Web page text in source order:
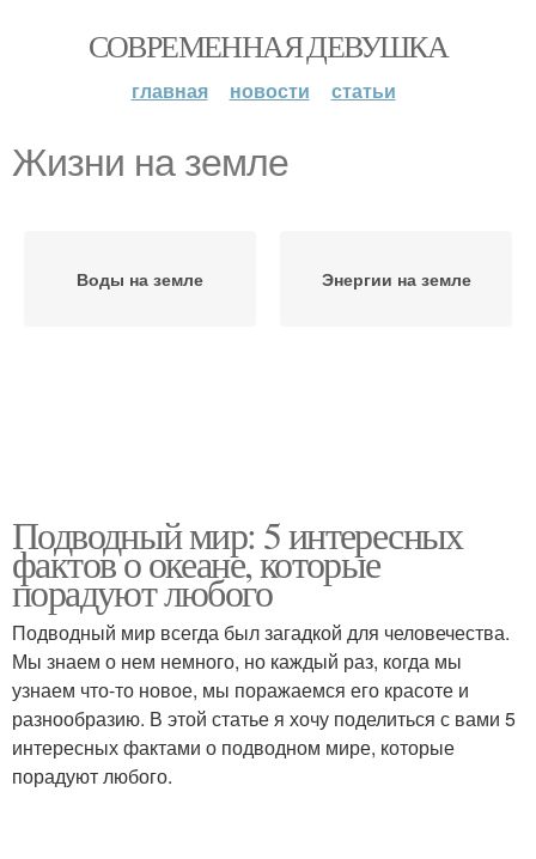
СОВРЕМЕННАЯ ДЕВУШКА
главная новости статьи
Жизни на земле
Воды на земле Энергии на земле
Подводный мир: 5 интересных
фактов о океане, которые
порадуют любого
Подводный мир всегда был загадкой для человечества.
Мы знаем о нем немного, но каждый раз, когда мы
узнаем что-то новое, мы поражаемся его красоте и
разнообразию. В этой статье я хочу поделиться с вами 5
интересных фактами о подводном мире, которые
порадуют любого.